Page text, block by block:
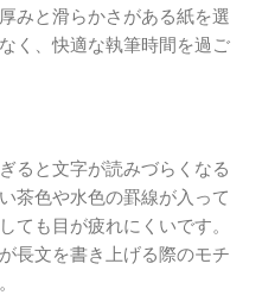
みと滑らかさがある紙を選
く、快適な執筆時間を過ご
ると文字が読みづらくなる
茶色や水色の罫線が入って
ても目が疲れにくいです。
長文を書き上げる際のモチ